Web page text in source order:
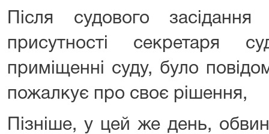
Після судового
присутності секретаря
приміщенні суду, було
пожалкує про своє рішення,
Пізніше, у цей же день,